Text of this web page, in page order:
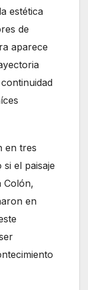
estética
de
aparece
en tres
el paisaje
Colón,
en